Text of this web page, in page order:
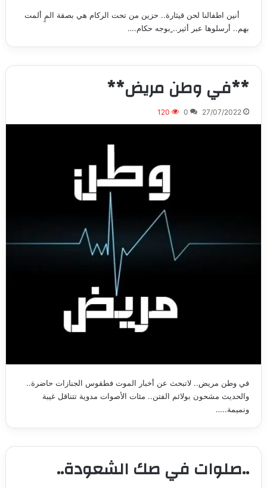
أنين اطفالنا لحن قيثارة.. حزين من تحت الركام هي بصقة المٍ ألمت
بهم.. أرسلوها عبر أثير.. ٍبوجه حكام.…
**في وطن مريض**
27/07/2022
0
120
في وطن مريض.. لاتبحث عن أخبار الموت فطقوس الجنازات حاضرة..
والحديث مشحون بولائم الفتن.. مئات الأصوات مدوية تتناقل غيبة
ونميمة..…
..صلوات في صك الشعودة..